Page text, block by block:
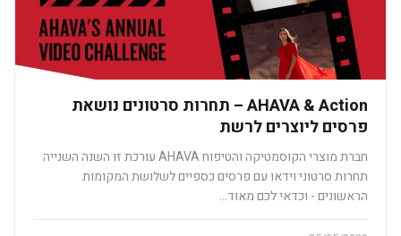
AHAVA & Action – תחרות סרטונים נושאת
פרסים ליוצרים לרשת
חברת מוצרי הקוסמטיקה והטיפוח AHAVA עורכת זו השנה השנייה
תחרות סרטוני וידאו עם פרסים כספיים לשלושת המקומות
הראשונים - וכדאי לכם מאוד…